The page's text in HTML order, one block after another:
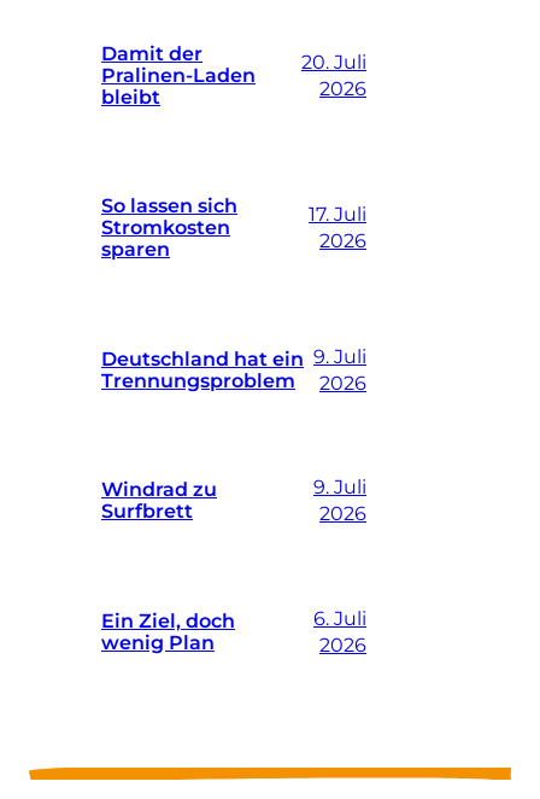
Damit der
Pralinen-Laden
bleibt
20. Juli
2026
So lassen sich
Stromkosten
sparen
17. Juli
2026
Deutschland hat ein
Trennungsproblem
9. Juli
2026
Windrad zu
Surfbrett
9. Juli
2026
Ein Ziel, doch
wenig Plan
6. Juli
2026